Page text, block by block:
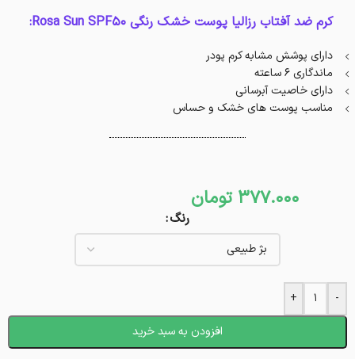
کرم ضد آفتاب رزالیا پوست خشک رنگی Rosa Sun SPF50:
دارای پوشش مشابه کرم پودر
ماندگاری ۶ ساعته
دارای خاصیت آبرسانی
مناسب پوست های خشک و حساس
377.000 تومان
رنگ
-
+
افزودن به سبد خرید